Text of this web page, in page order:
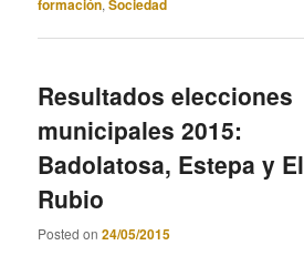
formación,Sociedad
Resultados elecciones
municipales 2015:
Badolatosa, Estepa y El
Rubio
Posted on24/05/2015